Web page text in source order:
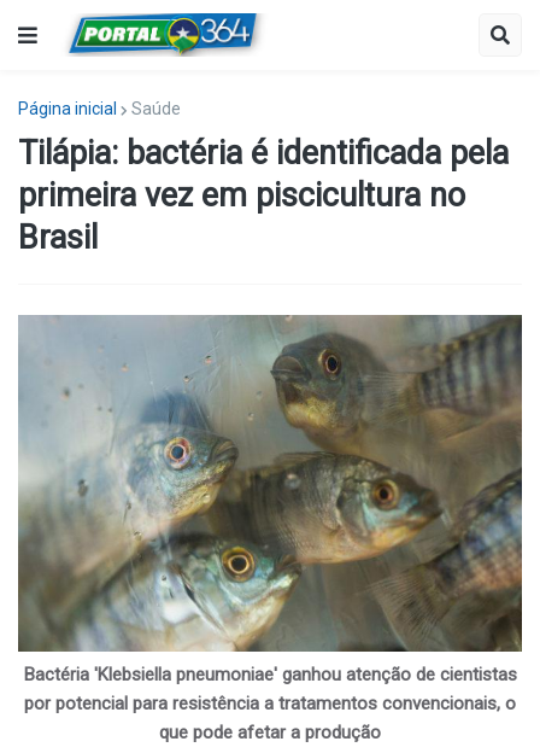
Página inicial Saúde
Tilápia: bactéria é identificada pela
primeira vez em piscicultura no
Brasil
Bactéria 'Klebsiella pneumoniae' ganhou atenção de cientistas
por potencial para resistência a tratamentos convencionais, o
que pode afetar a produção